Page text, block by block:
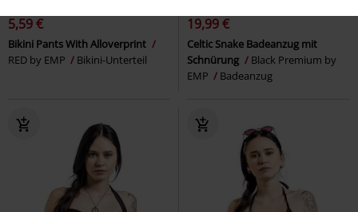
5,59 €
Bikini Pants With Alloverprint
RED by EMP
Bikini-Unterteil
19,99 €
Celtic Snake Badeanzug mit
Schnürung
Black Premium by
EMP
Badeanzug